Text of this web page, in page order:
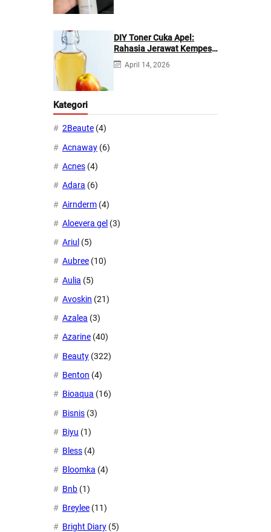
DIY Toner Cuka Apel:
Rahasia Jerawat Kempes
dalam 2 Hari!
April 14, 2026
Kategori
2Beaute (4)
Acnaway (6)
Acnes (4)
Adara (6)
Airnderm (4)
Aloevera gel (3)
Ariul (5)
Aubree (10)
Aulia (5)
Avoskin (21)
Azalea (3)
Azarine (40)
Beauty (322)
Benton (4)
Bioaqua (16)
Bisnis (3)
Biyu (1)
Bless (4)
Bloomka (4)
Bnb (1)
Breylee (11)
Bright Diary (5)